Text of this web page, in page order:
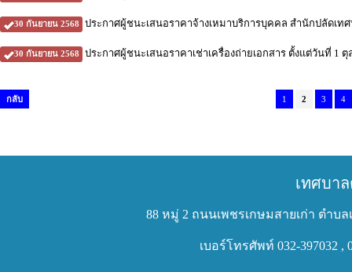
30 กันยายน 2568 ประกาศผู้ชนะเสนอราคาจ้างเหมาบริการบุคคล สำนักปลัดเท
30 กันยายน 2568 ประกาศผู้ชนะเสนอราคาเช่าเครื่องถ่ายเอกสาร ตั้งแต่วันที่ 1
กลับ 1 2 3 4
เทศบา
88 หมู่ 2 ถนนเพชรเกษมสายเก่า ตำบ
เบอร์โทรศัพท์ 032-397032 ,